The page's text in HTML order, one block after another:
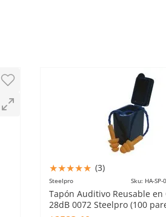
★★★★★ (3)
Steelpro Sku: HA-
Tapón Auditivo Reusable en
28dB 0072 Steelpro (100